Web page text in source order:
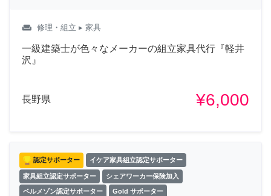
weekend 修理・組立 ▸ 家具
一級建築士が色々なメーカーの組立家具代行『軽井
沢』
長野県 ¥6,000
認定サポーター イケア家具組立認定サポーター
家具組立認定サポーター シェアワーカー保険加入
ベルメゾン認定サポーター Gold サポーター